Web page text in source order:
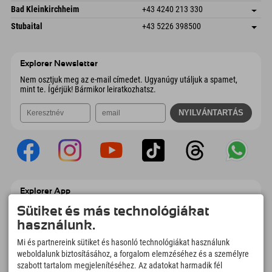
Ausztria
Könyv
Gscheat 14
Ausztria
Cím mentése
Könyv
Bad Kleinkirchheim +43 4240 213 330
Dorfstraße 24
9546 Bad Kleinkirchheim
Cím mentése
Érkezési információk
Stubaital +43 5226 398500
Explorer Newsletter
Nem osztjuk meg az e-mail címedet. Ugyanúgy utáljuk a spamet,
mint te. Ígérjük! Bármikor leiratkozhatsz.
Explorer App
Töltsd fel #ExplorerPillanataidat, az Úticélom
című videódat foglalási áttekintéssel,
bakancslistával, étterem áttekintéssel és
Sütiket és más technológiákat
használunk.
Mi és partnereink sütiket és hasonló technológiákat használunk
weboldalunk biztosításához, a forgalom elemzéséhez és a személyre
szabott tartalom megjelenítéséhez. Az adatokat harmadik fél